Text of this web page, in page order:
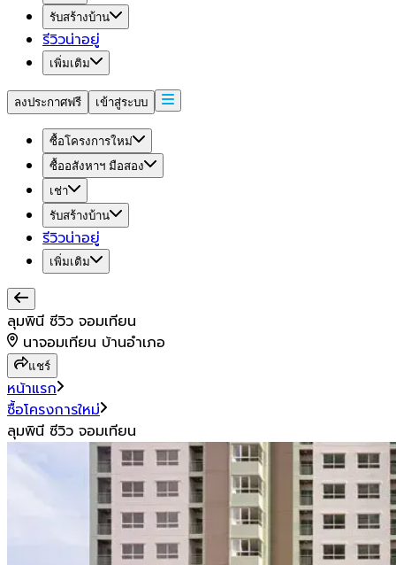
รับสร้างบ้าน
รีวิวน่าอยู่
เพิ่มเติม
ลงประกาศฟรี เข้าสู่ระบบ
ซื้อโครงการใหม่
ซื้ออสังหาฯ มือสอง
เช่า
รับสร้างบ้าน
รีวิวน่าอยู่
เพิ่มเติม
ลุมพินี ซีวิว จอมเทียน
นาจอมเทียน บ้านอำเภอ
แชร์
หน้าแรก
ซื้อโครงการใหม่
ลุมพินี ซีวิว จอมเทียน